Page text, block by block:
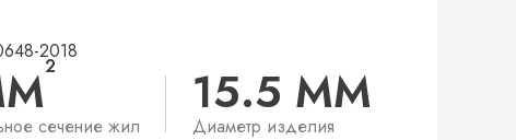
2018
2
сечение жил
15.5 ММ
Диаметр изделия